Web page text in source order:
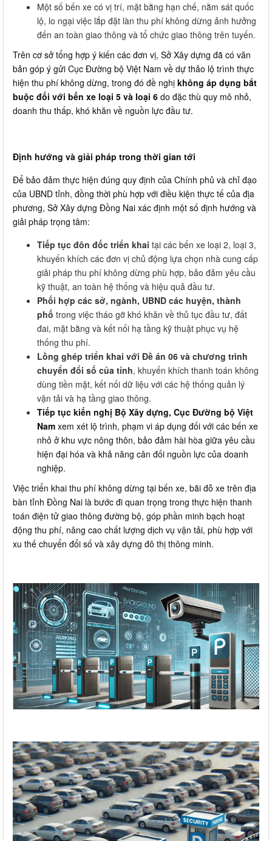
Một số bến xe có vị trí, mặt bằng hạn chế, nằm sát quốc
lộ, lo ngại việc lắp đặt làn thu phí không dừng ảnh hưởng
đến an toàn giao thông và tổ chức giao thông trên tuyến.
Trên cơ sở tổng hợp ý kiến các đơn vị, Sở Xây dựng đã có văn
bản góp ý gửi Cục Đường bộ Việt Nam về dự thảo lộ trình thực
hiện thu phí không dừng, trong đó đề nghị không áp dụng bắt
buộc đối với bến xe loại 5 và loại 6 do đặc thù quy mô nhỏ,
doanh thu thấp, khó khăn về nguồn lực đầu tư.
Định hướng và giải pháp trong thời gian tới
Để bảo đảm thực hiện đúng quy định của Chính phủ và chỉ đạo
của UBND tỉnh, đồng thời phù hợp với điều kiện thực tế của địa
phương, Sở Xây dựng Đồng Nai xác định một số định hướng và
giải pháp trọng tâm:
Tiếp tục đôn đốc triển khai tại các bến xe loại 2, loại 3,
khuyến khích các đơn vị chủ động lựa chọn nhà cung cấp
giải pháp thu phí không dừng phù hợp, bảo đảm yêu cầu
kỹ thuật, an toàn hệ thống và hiệu quả đầu tư.
Phối hợp các sở, ngành, UBND các huyện, thành
phố trong việc tháo gỡ khó khăn về thủ tục đầu tư, đất
đai, mặt bằng và kết nối hạ tầng kỹ thuật phục vụ hệ
thống thu phí.
Lồng ghép triển khai với Đề án 06 và chương trình
chuyển đổi số của tỉnh, khuyến khích thanh toán không
dùng tiền mặt, kết nối dữ liệu với các hệ thống quản lý
vận tải và hạ tầng giao thông.
Tiếp tục kiến nghị Bộ Xây dựng, Cục Đường bộ Việt
Nam xem xét lộ trình, phạm vi áp dụng đối với các bến xe
nhỏ ở khu vực nông thôn, bảo đảm hài hòa giữa yêu cầu
hiện đại hóa và khả năng cân đối nguồn lực của doanh
nghiệp.
Việc triển khai thu phí không dừng tại bến xe, bãi đỗ xe trên địa
bàn tỉnh Đồng Nai là bước đi quan trọng trong thực hiện thanh
toán điện tử giao thông đường bộ, góp phần minh bạch hoạt
động thu phí, nâng cao chất lượng dịch vụ vận tải, phù hợp với
xu thế chuyển đổi số và xây dựng đô thị thông minh.